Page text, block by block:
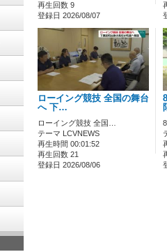
再生回数 9
登録日 2026/08/07
ローイング競技 全国の舞台
へ 下…
ローイング競技 全国…
テーマ LCVNEWS
再生時間 00:01:52
再生回数 21
登録日 2026/08/06